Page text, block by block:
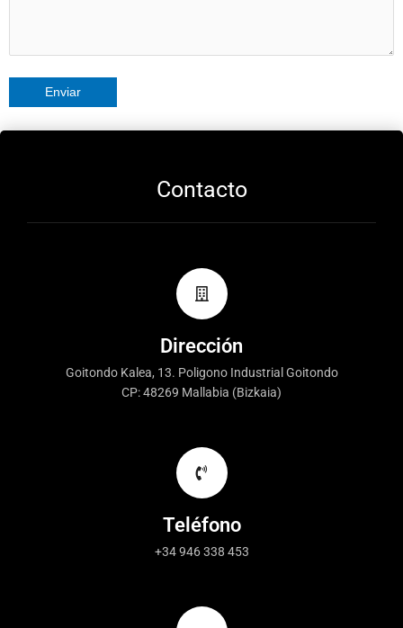
Contacto
Dirección
Goitondo Kalea, 13. Poligono Industrial Goitondo
CP: 48269 Mallabia (Bizkaia)
Teléfono
+34 946 338 453